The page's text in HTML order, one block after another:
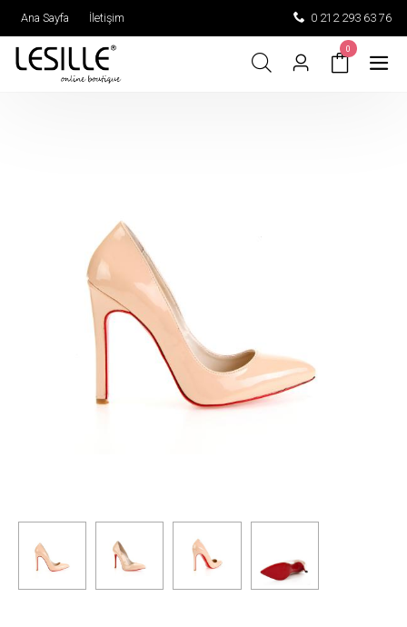
Ana Sayfa İletişim 0 212 293 63 76
0